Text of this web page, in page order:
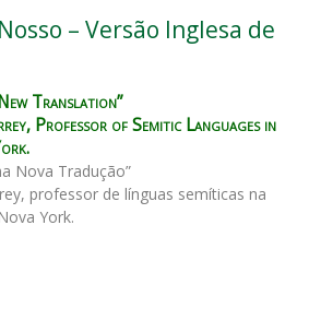
– Versão Inglesa de
Translation”
Professor of Semitic Languages in
Nova Tradução”
professor de línguas semíticas na
York.